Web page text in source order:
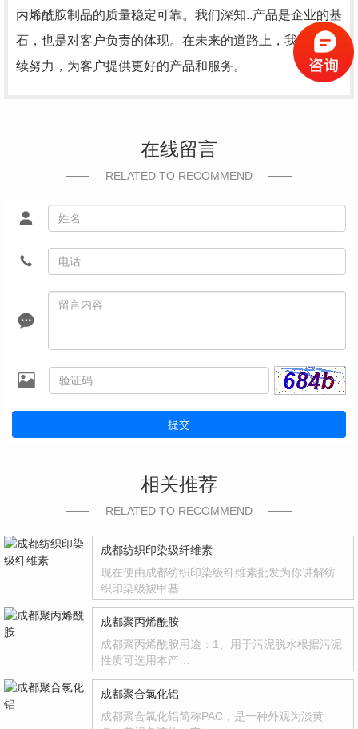
丙烯酰胺制品的质量稳定可靠。我们深知..产品是企业的基
石，也是对客户负责的体现。在未来的道路上，我们将继
续努力，为客户提供更好的产品和服务。
在线留言
RELATED TO RECOMMEND
提交
相关推荐
RELATED TO RECOMMEND
成都纺织印染级纤维素
现在便由成都纺织印染级纤维素批发为你讲解纺
织印染级羧甲基…
成都聚丙烯酰胺
成都聚丙烯酰胺用途：1、用于污泥脱水根据污泥
性质可选用本产…
成都聚合氯化铝
成都聚合氯化铝简称PAC，是一种外观为淡黄